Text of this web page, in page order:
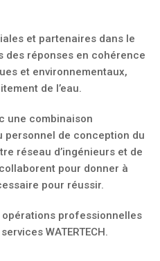
et partenaires dans le
des réponses en cohérence
et environnementaux,
de l’eau.
une combinaison
personnel de conception du
réseau d’ingénieurs et de
pour donner à
pour réussir.
opérations professionnelles
WATERTECH.